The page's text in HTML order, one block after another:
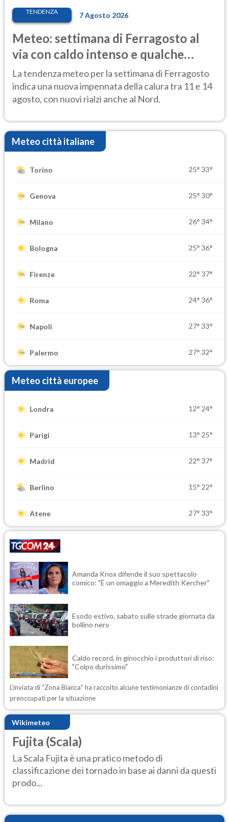
TENDENZA 7 Agosto 2026
Meteo: settimana di Ferragosto al
via con caldo intenso e qualche
temporale
La tendenza meteo per la settimana di Ferragosto
indica una nuova impennata della calura tra 11 e 14
agosto, con nuovi rialzi anche al Nord.
Meteo città italiane
Torino 25° 33°
Genova 25° 30°
Milano 26° 34°
Bologna 25° 36°
Firenze 22° 37°
Roma 24° 36°
Napoli 27° 33°
Palermo 27° 32°
Meteo città europee
Londra 12° 24°
Parigi 13° 25°
Madrid 22° 37°
Berlino 15° 22°
Atene 27° 33°
Amanda Knox difende il suo spettacolo
comico: "È un omaggio a Meredith Kercher"
Esodo estivo, sabato sulle strade giornata da
bollino nero
Caldo record, in ginocchio i produttori di riso:
"Colpo durissimo"
L’inviata di "Zona Bianca" ha raccolto alcune testimonianze di contadini
preoccupati per la situazione
Wikimeteo
Fujita (Scala)
La Scala Fujita è una pratico metodo di
classificazione dei tornado in base ai danni da questi
prodo...